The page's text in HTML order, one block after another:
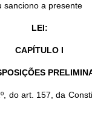
sanciono a presente
LEI:
CAPÍTULO I
do art. 157, da